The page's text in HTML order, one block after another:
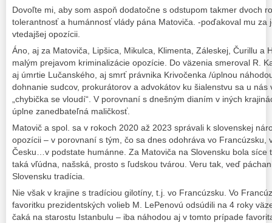
Dovoľte mi, aby som aspoň dodatočne s odstupom takmer dvoch
tolerantnosť a humánnosť vlády pána Matoviča. -poďakoval mu za
vtedajšej opozícii.
Áno, aj za Matoviča, Lipšica, Mikulca, Klimenta, Záleskej, Čurillu a
malým prejavom kriminalizácie opozície. Do väzenia smeroval R.
aj úmrtie Lučanského, aj smrť právnika Krivočenka /úplnou
dohnanie sudcov, prokurátorov a advokátov ku šialenstvu sa u nás
„chybička se vloudí“. V porovnaní s dnešným dianím v iných
úplne zanedbateľná maličkosť.
Matovič a spol. sa v rokoch 2020 až 2023 správali k slovenskej
opozícii – v porovnaní s tým, čo sa dnes odohráva vo Francúzsku,
Česku…v podstate humánne. Za Matoviča na Slovensku bola síce
taká vľúdna, našská, prosto s ľudskou tvárou. Veru tak, veď
Slovensku tradícia.
Nie však v krajine s tradíciou gilotíny, t.j. vo Francúzsku. Vo
favoritku prezidentských volieb M. LePenovú odsúdili na 4 roky
čaká na starostu Istanbulu – iba náhodou aj v tomto prípade